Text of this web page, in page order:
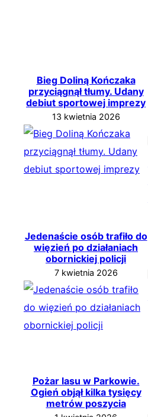
Bieg Doliną Kończaka
przyciągnął tłumy. Udany
debiut sportowej imprezy
13 kwietnia 2026
Jedenaście osób trafiło do
więzień po działaniach
obornickiej policji
7 kwietnia 2026
Pożar lasu w Parkowie.
Ogień objął kilka tysięcy
metrów poszycia